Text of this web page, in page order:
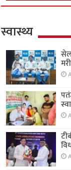
स्वास्थ्य